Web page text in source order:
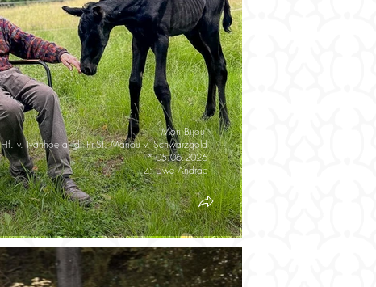
"Mon Bijou"
Hf. v. Ivanhoe a. d. Pr.St. Manou v. Schwarzgold
* 05.06.2026
Z: Uwe Andrae